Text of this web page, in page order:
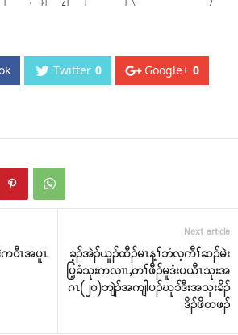
Twitter 0 Google+ 0
ဝီၤအပူၤ
Next article
ခ့ၣ်အဲၣ်ယူၣ်ထီၣ်မၤန့ၢ်ဘံလ့ကီၢ်ဆၣ်မဲး
ပြ့ခံသုးကလၢၤ,တၢ်ဖီၣ်မူဒံးပယီၤသုးအ
ဂၤ(၂၀)ဘျဲၣ်အကျါပၣ်ဃုၥ်ဒီးအသုးခိၣ်
ဒိၣ်ဖိတဖၣ်